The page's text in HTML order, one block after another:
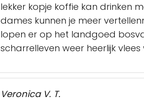
lekker kopje koffie kan drinken
dames kunnen je meer
lopen er op het landgoed
scharrelleven weer heerlijk
Veronica V. T.